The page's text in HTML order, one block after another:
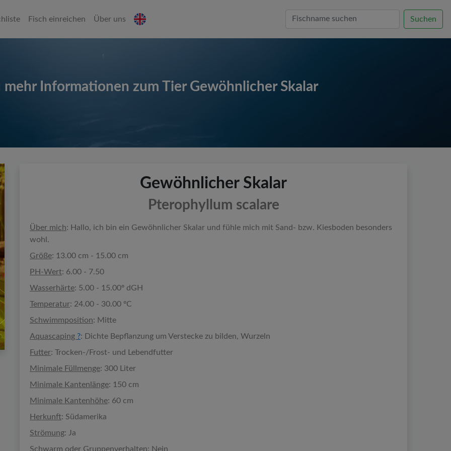
Fisch einreichen Über uns Suchen
Informationen zum Tier Gewöhnlicher Skalar
Gewöhnlicher Skalar
Pterophyllum scalare
Über mich: Hallo, ich bin ein Gewöhnlicher Skalar und fühle mich mit Sand- bzw. Kiesboden besonders
wohl.
Größe: 13.00 cm - 15.00 cm
PH-Wert: 6.00 - 7.50
Wasserhärte: 5.00 - 15.00º dGH
Temperatur: 24.00 - 30.00 ºC
Schwimmposition: Mitte
Aquascaping ?: Dichte Bepflanzung um Verstecke zu bilden, Wurzeln
Futter: Trocken-/Frost- und Lebendfutter
Minimale Füllmenge: 300 Liter
Minimale Kantenlänge: 150 cm
Minimale Kantenhöhe: 60 cm
Herkunft: Südamerika
Strömung: Ja
Schwarm oder Gruppenverhalten: Nein